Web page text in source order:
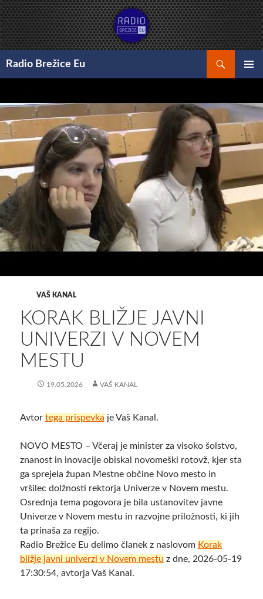
Preskoči
na
vsebino
Radio Brežice Eu
VAŠ KANAL
KORAK BLIŽJE JAVNI
UNIVERZI V NOVEM
MESTU
19.05.2026 VAŠ KANAL
Avtor tega prispevka je Vaš Kanal.
NOVO MESTO – Včeraj je minister za visoko šolstvo,
znanost in inovacije obiskal novomeški rotovž, kjer sta
ga sprejela župan Mestne občine Novo mesto in
vršilec dolžnosti rektorja Univerze v Novem mestu.
Osrednja tema pogovora je bila ustanovitev javne
Univerze v Novem mestu in razvojne priložnosti, ki jih
ta prinaša za regijo.
Radio Brežice Eu delimo članek z naslovom Korak
bližje javni univerzi v Novem mestu z dne, 2026-05-19
17:30:54, avtorja Vaš Kanal.